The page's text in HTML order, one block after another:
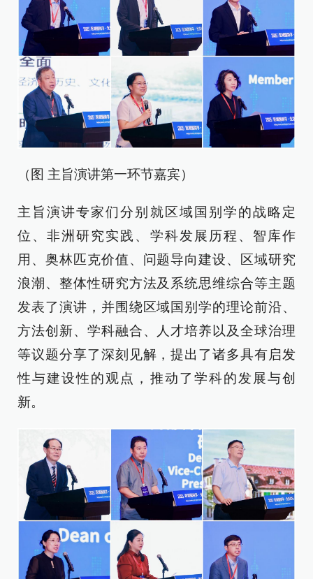
（图 主旨演讲第一环节嘉宾）
主旨演讲专家们分别就区域国别学的战略定
位、非洲研究实践、学科发展历程、智库作
用、奥林匹克价值、问题导向建设、区域研究
浪潮、整体性研究方法及系统思维综合等主题
发表了演讲，并围绕区域国别学的理论前沿、
方法创新、学科融合、人才培养以及全球治理
等议题分享了深刻见解，提出了诸多具有启发
性与建设性的观点，推动了学科的发展与创
新。